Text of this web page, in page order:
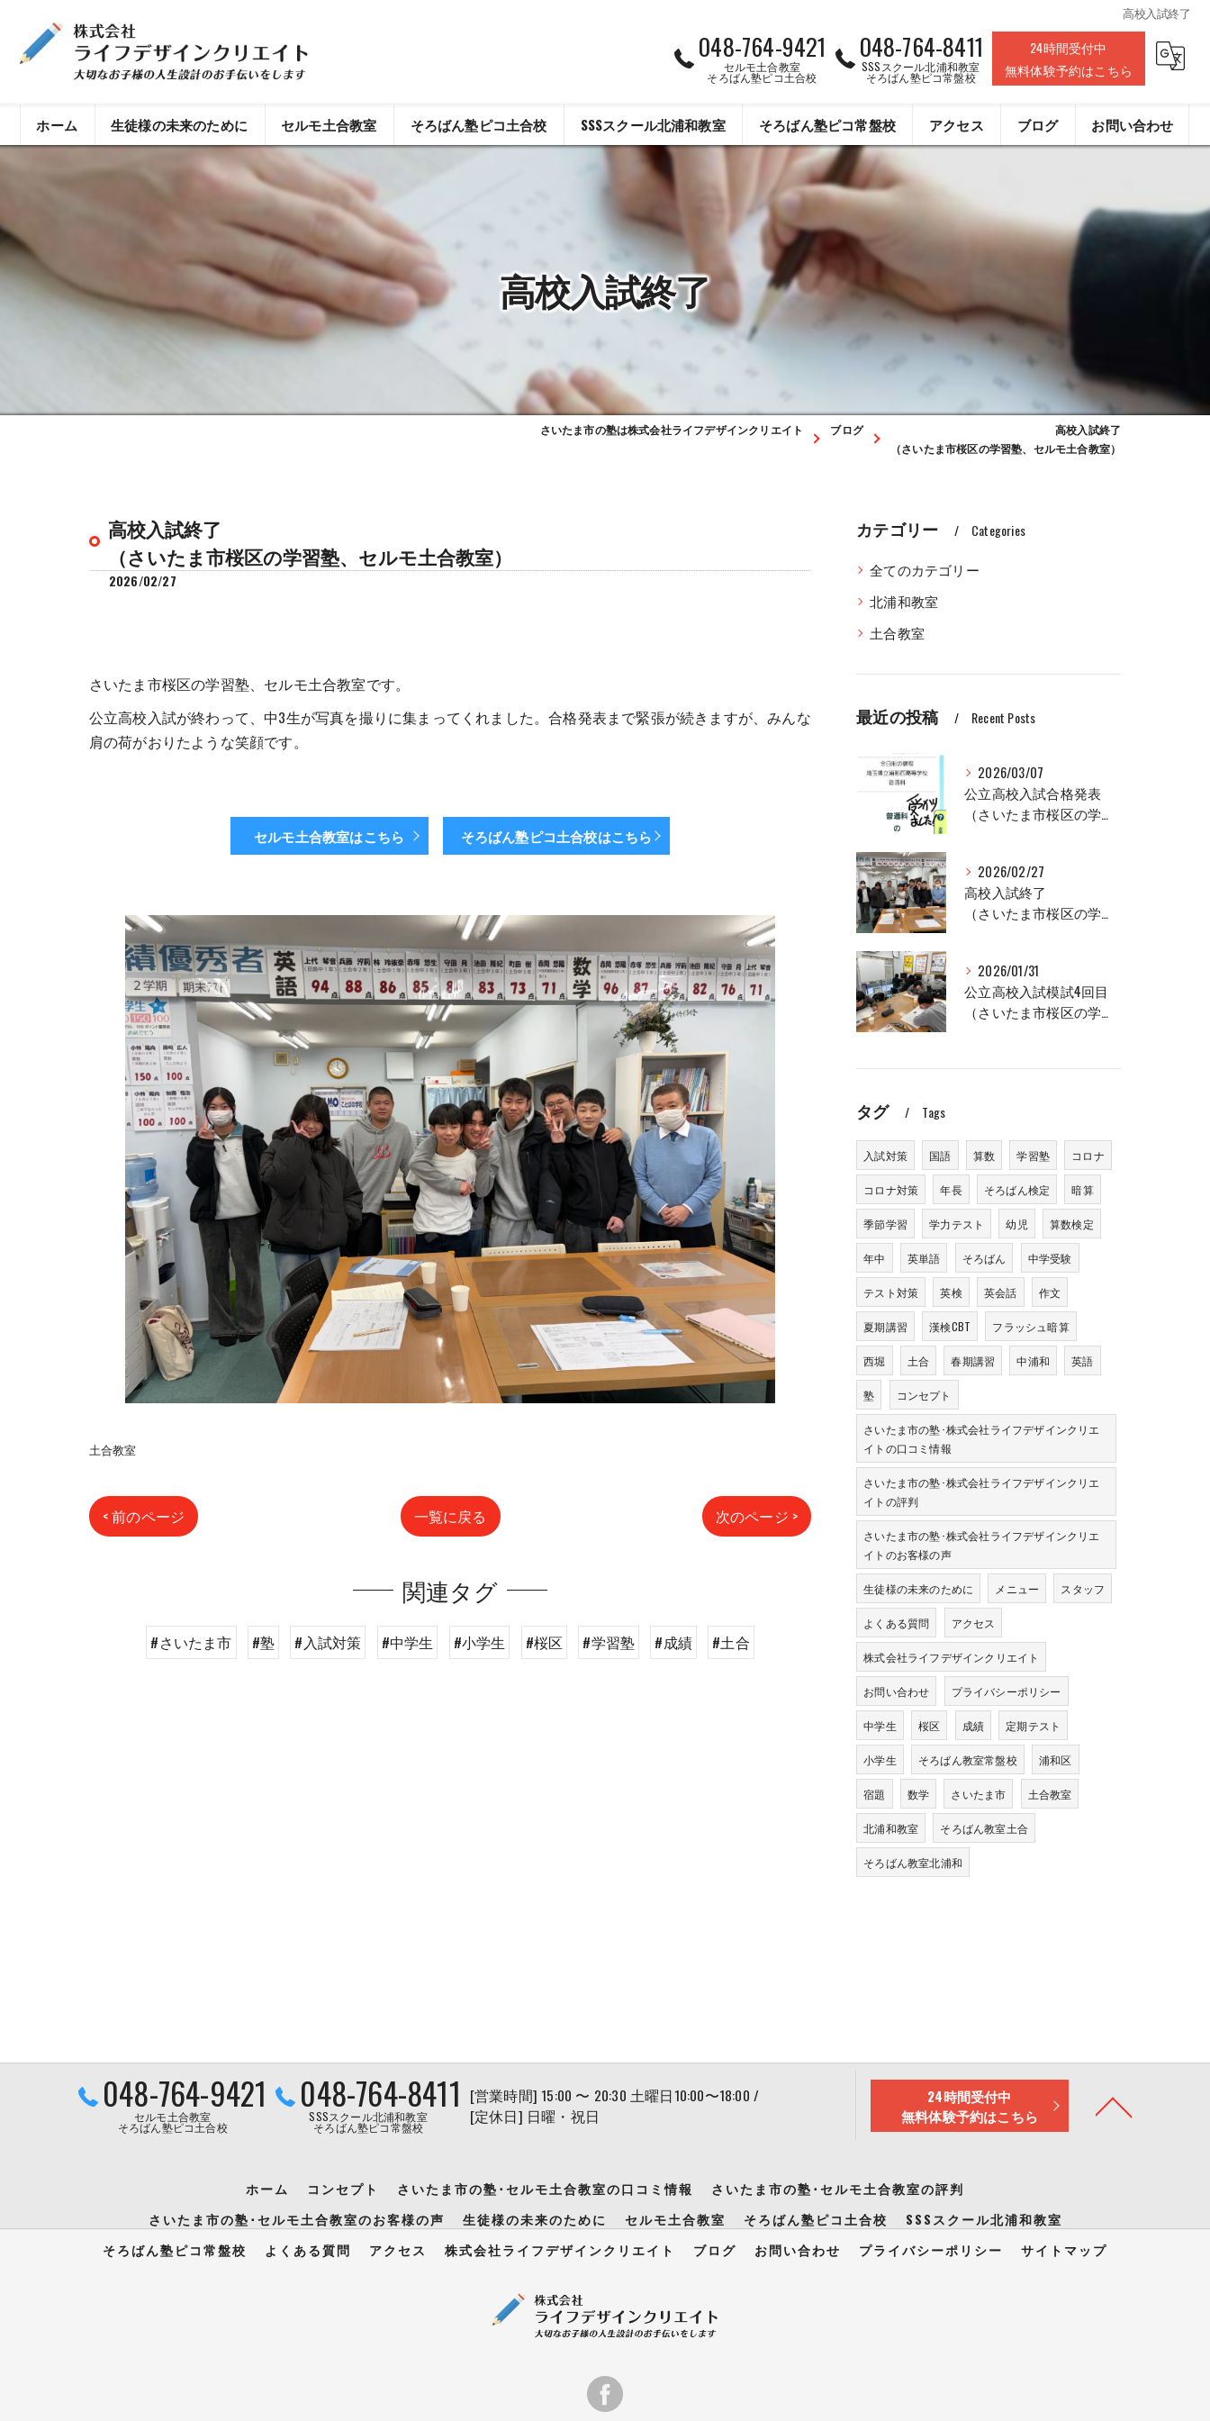
高校入試終了
048-764-9421
セルモ土合教室
そろばん塾ピコ土合校
048-764-8411
SSSスクール北浦和教室
そろばん塾ピコ常盤校
24時間受付中
無料体験予約はこちら
ホーム 生徒様の未来のために セルモ土合教室 そろばん塾ピコ土合校 SSSスクール北浦和教室 そろばん塾ピコ常盤校 アクセス
株式会社ライフデザインクリエイト
ブログ お問い合わせ
高校入試終了
さいたま市の塾は株式会社ライフデザインクリエイト ブログ
高校入試終了
（さいたま市桜区の学習塾、セルモ土合教室）
高校入試終了
（さいたま市桜区の学習塾、セルモ土合教室）
2026/02/27
さいたま市桜区の学習塾、セルモ土合教室です。
公立高校入試が終わって、中3生が写真を撮りに集まってくれました。合格発表まで緊張が続きますが、みんな
肩の荷がおりたような笑顔です。
セルモ土合教室はこちら そろばん塾ピコ土合校はこちら
土合教室
< 前のページ 一覧に戻る 次のページ >
関連タグ
#さいたま市 #塾 #入試対策 #中学生 #小学生 #桜区 #学習塾 #成績 #土合
カテゴリー Categories
全てのカテゴリー
北浦和教室
土合教室
最近の投稿 Recent Posts
2026/03/07
公立高校入試合格発表
（さいたま市桜区の学習塾、セルモ土合教室）
2026/02/27
高校入試終了
（さいたま市桜区の学習塾、セルモ土合教室）
2026/01/31
公立高校入試模試4回目
（さいたま市桜区の学習塾、セルモ土合教室）
タグ Tags
入試対策 国語 算数 学習塾 コロナ
コロナ対策 年長 そろばん検定 暗算
季節学習 学力テスト 幼児 算数検定
年中 英単語 そろばん 中学受験
テスト対策 英検 英会話 作文
夏期講習 漢検CBT フラッシュ暗算
西堀 土合 春期講習 中浦和 英語
塾 コンセプト
さいたま市の塾･株式会社ライフデザインクリエ
イトの口コミ情報
さいたま市の塾･株式会社ライフデザインクリエ
イトの評判
さいたま市の塾･株式会社ライフデザインクリエ
イトのお客様の声
生徒様の未来のために メニュー スタッフ
よくある質問 アクセス
株式会社ライフデザインクリエイト
お問い合わせ プライバシーポリシー
中学生 桜区 成績 定期テスト
小学生 そろばん教室常盤校 浦和区
宿題 数学 さいたま市 土合教室
北浦和教室 そろばん教室土合
そろばん教室北浦和
048-764-9421
セルモ土合教室
そろばん塾ピコ土合校
048-764-8411
SSSスクール北浦和教室
そろばん塾ピコ常盤校
[営業時間] 15:00 〜 20:30 土曜日10:00〜18:00 /
[定休日] 日曜・祝日
24時間受付中
無料体験予約はこちら
ホーム コンセプト さいたま市の塾･セルモ土合教室の口コミ情報
さいたま市の塾･セルモ土合教室の評判
さいたま市の塾･セルモ土合教室のお客様の声
生徒様の未来のために セルモ土合教室 そろばん塾ピコ土合校
SSSスクール北浦和教室
そろばん塾ピコ常盤校
よくある質問 アクセス 株式会社ライフデザインクリエイト ブログ お問い合わせ プライバシーポリシー サイトマップ